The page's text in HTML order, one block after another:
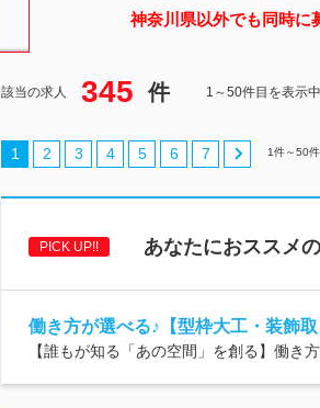
神奈川県以外でも同時に
該当の求人 345 件 1～50件目を表示中
1 2 3 4 5 6 7 1件～50
PICK UP!! あなたにおススメ
働き方が選べる♪【型枠大工・装飾
【誰もが知る「あの空間」を創る】働き